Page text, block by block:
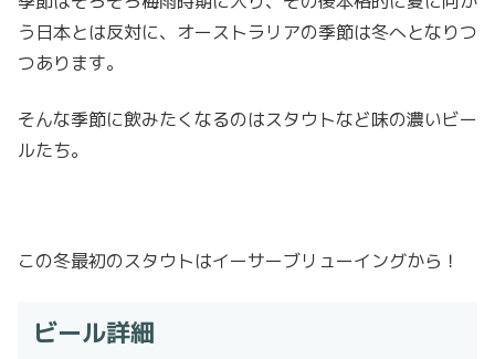
う日本とは反対に、オーストラリアの季節は冬へとなりつ
つあります。
そんな季節に飲みたくなるのはスタウトなど味の濃いビー
ルたち。
この冬最初のスタウトはイーサーブリューイングから！
ビール詳細